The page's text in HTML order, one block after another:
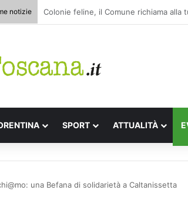
notizie Appuntamenti letterari Festa de l’Unità
SPORT ATTUALITÀ
una Befana di solidarietà a Caltanissetta